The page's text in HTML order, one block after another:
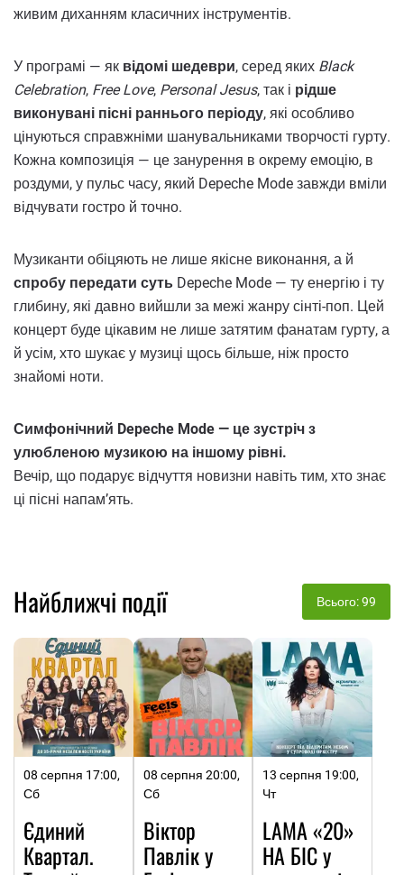
живим диханням класичних інструментів.
У програмі — як відомі шедеври, серед яких Black
Celebration, Free Love, Personal Jesus, так і рідше
виконувані пісні раннього періоду, які особливо
цінуються справжніми шанувальниками творчості гурту.
Кожна композиція — це занурення в окрему емоцію, в
роздуми, у пульс часу, який Depeche Mode завжди вміли
відчувати гостро й точно.
Музиканти обіцяють не лише якісне виконання, а й
спробу передати суть Depeche Mode — ту енергію і ту
глибину, які давно вийшли за межі жанру сінті-поп. Цей
концерт буде цікавим не лише затятим фанатам гурту, а
й усім, хто шукає у музиці щось більше, ніж просто
знайомі ноти.
Симфонічний Depeche Mode — це зустріч з
улюбленою музикою на іншому рівні.
Вечір, що подарує відчуття новизни навіть тим, хто знає
ці пісні напам’ять.
Найближчі події Всього: 99
08 серпня 17:00,
Сб
Єдиний
Квартал.
08 серпня 20:00,
Сб
Віктор
Павлік у
13 серпня 19:00,
Чт
LAMA «20»
НА БІС у